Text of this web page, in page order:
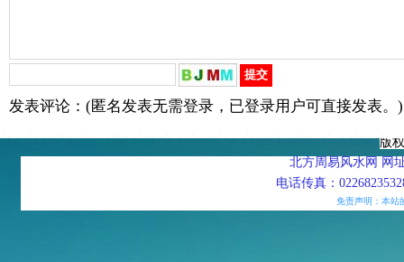
发表评论：(匿名发表无需登录，已登录用户可直接发表
版
北方周易风水网 网
电话传真：
免责声明：本站